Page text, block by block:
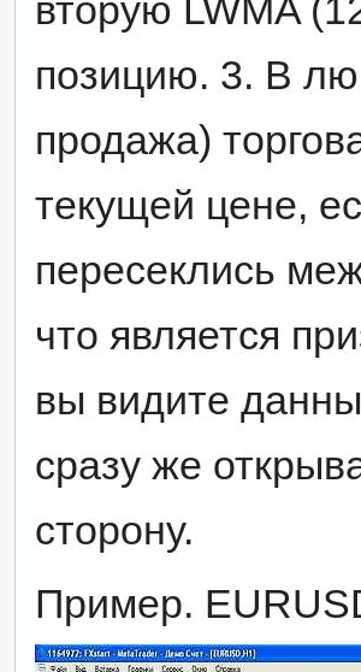
вторую LWMA
позицию. 3. В
продажа)
текущей цене,
пересеклись
что является
вы видите
сразу же
сторону.
Пример.